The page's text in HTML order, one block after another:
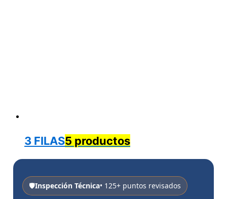
3 FILAS5 productos
🛡️Inspección Técnica• 125+ puntos revisados